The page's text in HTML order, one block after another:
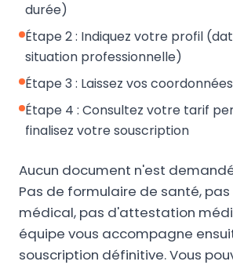
durée)
Étape 2 : Indiquez votre profil
situation professionnelle)
Étape 3 : Laissez vos coordonnées
Étape 4 : Consultez votre tarif
finalisez votre souscription
Aucun document n'est
Pas de formulaire de santé,
médical, pas d'attestation
équipe vous accompagne
souscription définitive. Vous